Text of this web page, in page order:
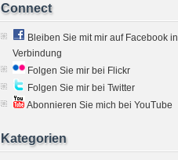
Connect
Bleiben Sie mit mir auf Facebook in
Verbindung
Folgen Sie mir bei Flickr
Folgen Sie mir bei Twitter
Abonnieren Sie mich bei YouTube
Kategorien